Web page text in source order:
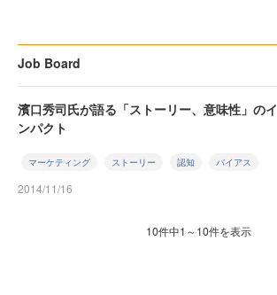
Job Board
濱口秀司氏が語る「ストーリー、意味性」のイ
ンパクト
マーケティング ストーリー 認知 バイアス
2014/11/16
10件中1～10件を表示